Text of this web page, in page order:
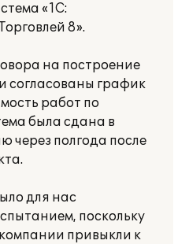
«1С:
8».
на построение
согласованы график
работ по
была сдана в
через полгода после
для нас
поскольку
привыкли к